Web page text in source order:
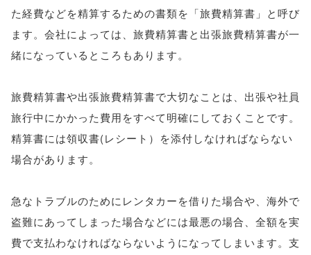
た経費などを精算するための書類を「旅費精算書」と呼び
ます。会社によっては、旅費精算書と出張旅費精算書が一
緒になっているところもあります。
旅費精算書や出張旅費精算書で大切なことは、出張や社員
旅行中にかかった費用をすべて明確にしておくことです。
精算書には領収書(レシート）を添付しなければならない
場合があります。
急なトラブルのためにレンタカーを借りた場合や、海外で
盗難にあってしまった場合などには最悪の場合、全額を実
費で支払わなければならないようになってしまいます。支